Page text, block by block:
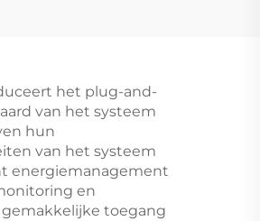
het plug-and-
van het systeem
hun
van het systeem
energiemanagement
en
toegang